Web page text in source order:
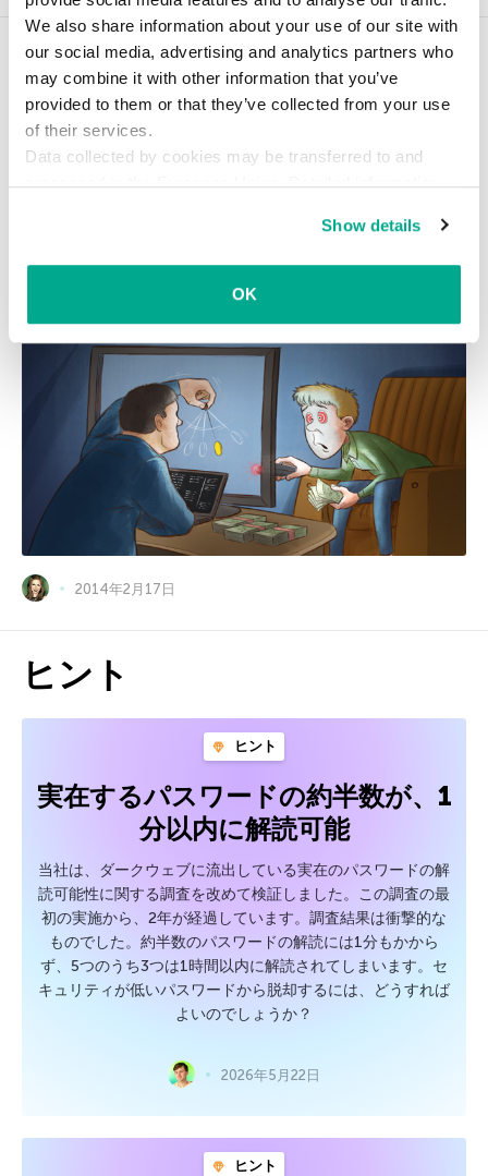
We also share information about your use of our site with
our social media, advertising and analytics partners who
may combine it with other information that you’ve
provided to them or that they’ve collected from your use
of their services.
Data collected by cookies may be transferred to and
processed in the European Union. Detailed information
Show details
OK
こちらの記事もどうぞ
スマートテレビのセキュリティを疑
え！
スマートテレビから個人情報を盗めることを実証しています。
2014年2月17日
ヒント
ヒント
実在するパスワードの約半数が、1
分以内に解読可能
当社は、ダークウェブに流出している実在のパスワードの解
読可能性に関する調査を改めて検証しました。この調査の最
初の実施から、2年が経過しています。調査結果は衝撃的な
ものでした。約半数のパスワードの解読には1分もかから
ず、5つのうち3つは1時間以内に解読されてしまいます。セ
キュリティが低いパスワードから脱却するには、どうすれば
よいのでしょうか？
2026年5月22日
ヒント